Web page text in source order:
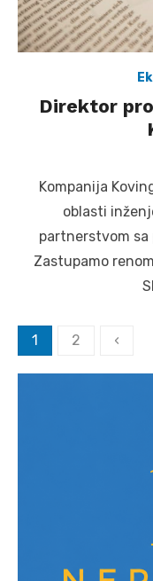
Direktor
Kompanija
oblasti
partnerstvom sa
Zastupamo
Posts
1 2 ‹